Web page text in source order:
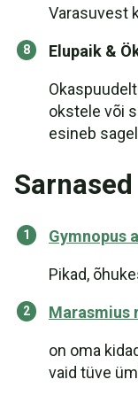
Varasuvest
Elupaik &
okstele või
esineb
Gymnopus
Pikad,
Marasmius
on oma
vaid tüve